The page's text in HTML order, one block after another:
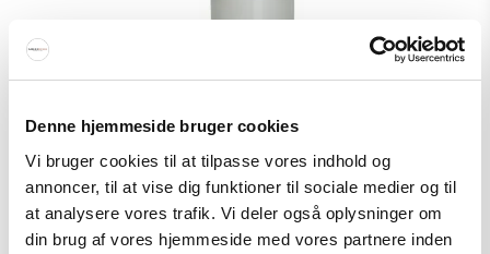
Denne hjemmeside bruger cookies
Vi bruger cookies til at tilpasse vores indhold og
annoncer, til at vise dig funktioner til sociale medier og til
at analysere vores trafik. Vi deler også oplysninger om
din brug af vores hjemmeside med vores partnere inden